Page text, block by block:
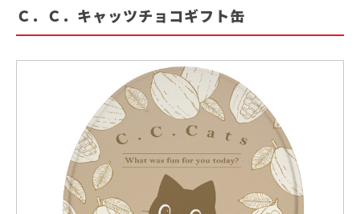
サステナビリティ
Ｃ．Ｃ．キャッツチョコギフト缶